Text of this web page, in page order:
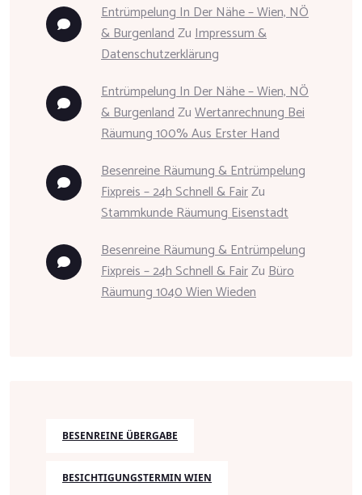
Entrümpelung In Der Nähe – Wien, NÖ
& BurgenlandZuImpressum &
Datenschutzerklärung
Entrümpelung In Der Nähe – Wien, NÖ
& BurgenlandZuWertanrechnung Bei
Räumung 100% Aus Erster Hand
Besenreine Räumung & Entrümpelung
Fixpreis – 24h Schnell & FairZu
Stammkunde Räumung Eisenstadt
Besenreine Räumung & Entrümpelung
Fixpreis – 24h Schnell & FairZuBüro
Räumung 1040 Wien Wieden
BESENREINE ÜBERGABE
BESICHTIGUNGSTERMIN WIEN